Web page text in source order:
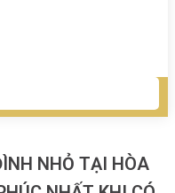
NHỎ TẠI HÒA